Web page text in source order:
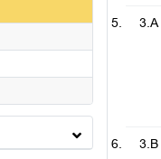
3.A
3.B